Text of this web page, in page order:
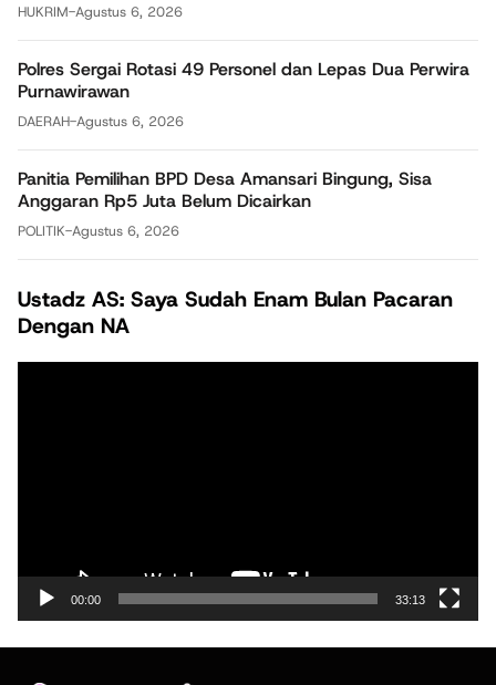
HUKRIM-Agustus 6, 2026
Polres Sergai Rotasi 49 Personel dan Lepas Dua Perwira
Purnawirawan
DAERAH-Agustus 6, 2026
Panitia Pemilihan BPD Desa Amansari Bingung, Sisa
Anggaran Rp5 Juta Belum Dicairkan
POLITIK-Agustus 6, 2026
Ustadz AS: Saya Sudah Enam Bulan Pacaran
Dengan NA
00:00 33:13